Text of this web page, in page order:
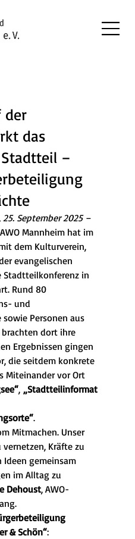
der
das
–
September 2025 –
Mannheim hat im
dem Kulturverein,
evangelischen
Stadtteilkonferenz in
Rund 80
und
Personen aus
dort ihre
Ergebnissen gingen
die seitdem konkrete
Miteinander vor Ort
, „Stadtteilinformat
.
Mitmachen. Unser
vernetzen, Kräfte zu
gemeinsam
im Alltag zu
Dehoust, AWO-
& Schön“: